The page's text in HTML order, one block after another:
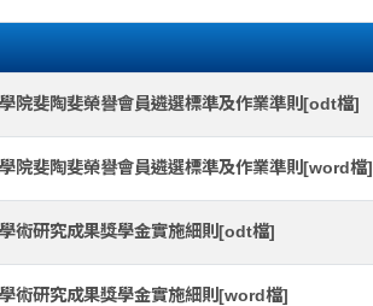
院斐陶斐榮譽會員遴選標準及作業準則[odt檔]
院斐陶斐榮譽會員遴選標準及作業準則[word檔]
術研究成果獎學金實施細則[odt檔]
術研究成果獎學金實施細則[word檔]